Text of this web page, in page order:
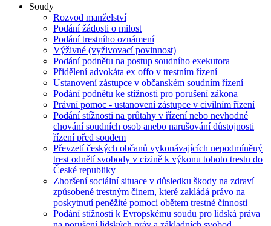
Soudy
Rozvod manželství
Podání žádosti o milost
Podání trestního oznámení
Výživné (vyživovací povinnost)
Podání podnětu na postup soudního exekutora
Přidělení advokáta ex offo v trestním řízení
Ustanovení zástupce v občanském soudním řízení
Podání podnětu ke stížnosti pro porušení zákona
Právní pomoc - ustanovení zástupce v civilním řízení
Podání stížnosti na průtahy v řízení nebo nevhodné
chování soudních osob anebo narušování důstojnosti
řízení před soudem
Převzetí českých občanů vykonávajících nepodmíněný
trest odnětí svobody v cizině k výkonu tohoto trestu do
České republiky
Zhoršení sociální situace v důsledku škody na zdraví
způsobené trestným činem, které zakládá právo na
poskytnutí peněžité pomoci obětem trestné činnosti
Podání stížnosti k Evropskému soudu pro lidská práva